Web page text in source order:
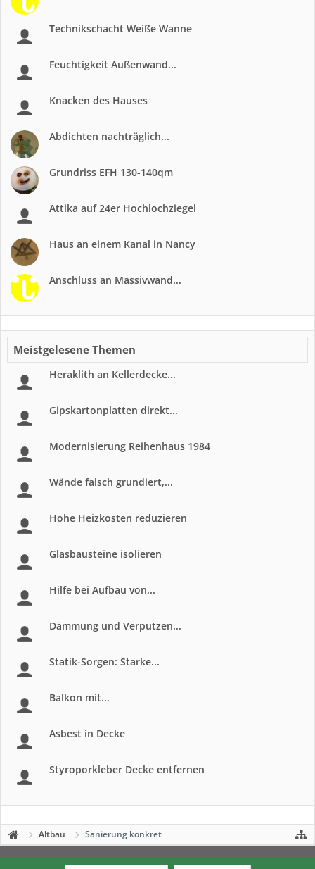
Technikschacht Weiße Wanne
Feuchtigkeit Außenwand...
Knacken des Hauses
Abdichten nachträglich...
Grundriss EFH 130-140qm
Attika auf 24er Hochlochziegel
Haus an einem Kanal in Nancy
Anschluss an Massivwand...
Meistgelesene Themen
Heraklith an Kellerdecke...
Gipskartonplatten direkt...
Modernisierung Reihenhaus 1984
Wände falsch grundiert,...
Hohe Heizkosten reduzieren
Glasbausteine isolieren
Hilfe bei Aufbau von...
Dämmung und Verputzen...
Statik-Sorgen: Starke...
Balkon mit...
Asbest in Decke
Styroporkleber Decke entfernen
Altbau Sanierung konkret